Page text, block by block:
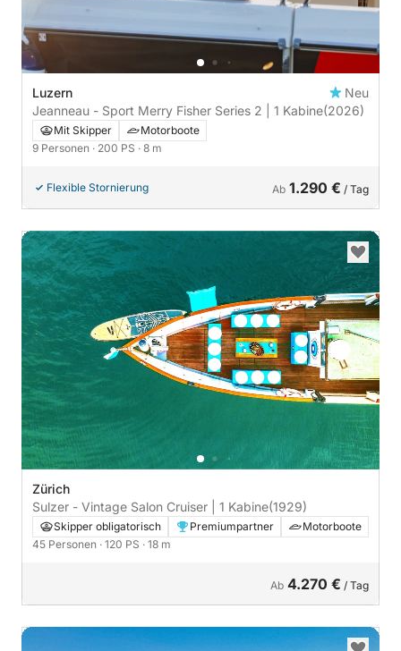
Luzern
Neu
Jeanneau - Sport Merry Fisher Series 2 | 1 Kabine(2026)
Mit Skipper
Motorboote
9 Personen · 200 PS · 8 m
Flexible Stornierung Ab 1.290 € / Tag
Zürich
Sulzer - Vintage Salon Cruiser | 1 Kabine(1929)
Skipper obligatorisch Premiumpartner
Motorboote
45 Personen · 120 PS · 18 m
Ab 4.270 € / Tag